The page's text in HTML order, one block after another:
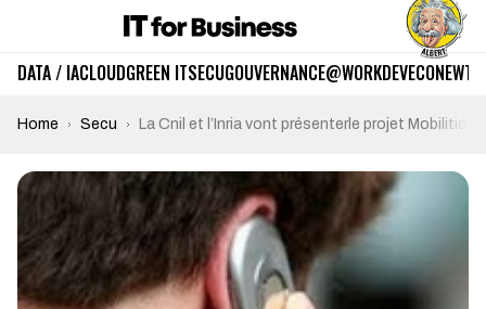
DATA / IACLOUDGREEN ITSECUGOUVERNANCE@WORKDEVECO
Home Secu La Cnil et l’Inria vont présenterle projet Mobilitics